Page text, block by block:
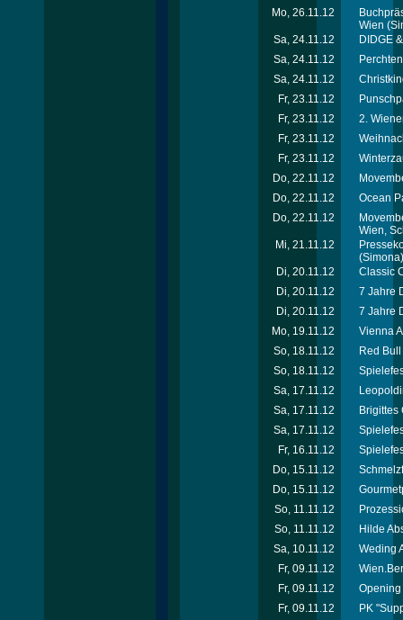
Mo, 26.11.12
Wien
Sa, 24.11.12
DIDGE
Sa, 24.11.12
Sa, 24.11.12
Fr, 23.11.12
Fr, 23.11.12
2.
Fr, 23.11.12
Fr, 23.11.12
Do, 22.11.12
Do, 22.11.12
Ocean
Do, 22.11.12
Wien,
Mi, 21.11.12
(Simona)
Di, 20.11.12
Classic
Di, 20.11.12
7 Jahre
Di, 20.11.12
7 Jahre
Mo, 19.11.12
Vienna
So, 18.11.12
Red
So, 18.11.12
Sa, 17.11.12
Sa, 17.11.12
Brigittes
Sa, 17.11.12
Fr, 16.11.12
Do, 15.11.12
Do, 15.11.12
So, 11.11.12
So, 11.11.12
Hilde
Sa, 10.11.12
Weding
Fr, 09.11.12
Fr, 09.11.12
Opening
Fr, 09.11.12
PK